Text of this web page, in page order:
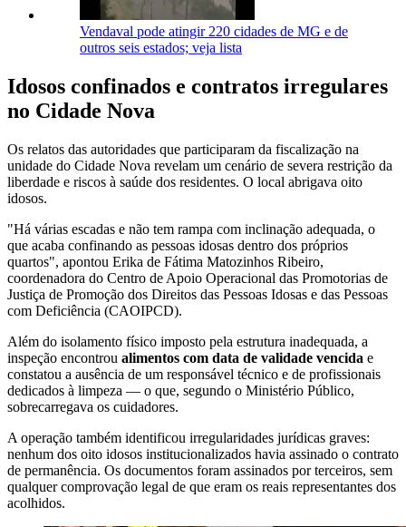
Vendaval pode atingir 220 cidades de MG e de
outros seis estados; veja lista
Idosos confinados e contratos irregulares
no Cidade Nova
Os relatos das autoridades que participaram da fiscalização na
unidade do Cidade Nova revelam um cenário de severa restrição da
liberdade e riscos à saúde dos residentes. O local abrigava oito
idosos.
"Há várias escadas e não tem rampa com inclinação adequada, o
que acaba confinando as pessoas idosas dentro dos próprios
quartos", apontou Erika de Fátima Matozinhos Ribeiro,
coordenadora do Centro de Apoio Operacional das Promotorias de
Justiça de Promoção dos Direitos das Pessoas Idosas e das Pessoas
com Deficiência (CAOIPCD).
Além do isolamento físico imposto pela estrutura inadequada, a
inspeção encontrou alimentos com data de validade vencida e
constatou a ausência de um responsável técnico e de profissionais
dedicados à limpeza — o que, segundo o Ministério Público,
sobrecarregava os cuidadores.
A operação também identificou irregularidades jurídicas graves:
nenhum dos oito idosos institucionalizados havia assinado o contrato
de permanência. Os documentos foram assinados por terceiros, sem
qualquer comprovação legal de que eram os reais representantes dos
acolhidos.